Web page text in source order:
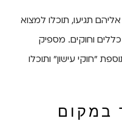
תגיעו, תוכלו למצוא
וחוקים. מספיק
"חוקי עישון" ותוכלו
במקום